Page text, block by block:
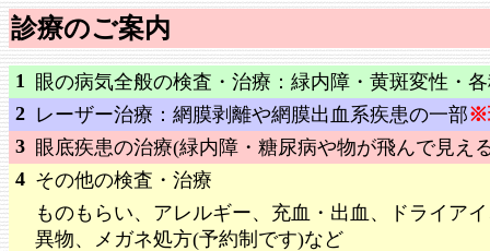
診療のご案内
1 眼の病気全般の検査・治療：緑内障・黄斑変性・
2 レーザー治療：網膜剥離や網膜出血系疾患の一部※
3 眼底疾患の治療(緑内障・糖尿病や物が飛んで見え
4 その他の検査・治療
ものもらい、アレルギー、充血・出血、ドライア
異物、メガネ処方(予約制です)など